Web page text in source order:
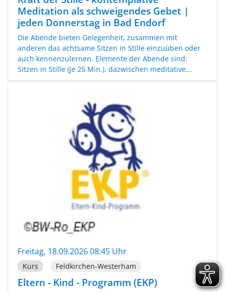
Meditation als schweigendes Gebet |
jeden Donnerstag in Bad Endorf
Die Abende bieten Gelegenheit, zusammen mit
anderen das achtsame Sitzen in Stille einzuüben oder
auch kennenzulernen. Elemente der Abende sind:
Sitzen in Stille (je 25 Min.), dazwischen meditative...
Freitag, 18.09.2026 08:45 Uhr
Kurs Feldkirchen-Westerham
Eltern - Kind - Programm (EKP)